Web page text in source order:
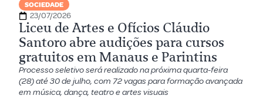
SOCIEDADE
23/07/2026
Liceu de Artes e Ofícios Cláudio
Santoro abre audições para cursos
gratuitos em Manaus e Parintins
Processo seletivo será realizado na próxima quarta-feira
(28) até 30 de julho, com 72 vagas para formação avançada
em música, dança, teatro e artes visuais